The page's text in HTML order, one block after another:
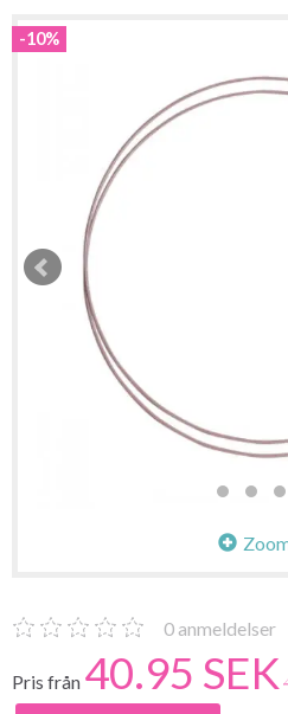
-10%
0 anmeldelser
Pris från 40.95 SEK